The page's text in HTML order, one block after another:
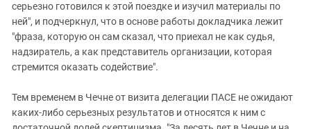
серьезно готовился к этой поездке и изучил материалы по
ней", и подчеркнул, что в основе работы докладчика лежит
"фраза, которую он сам сказал, что приехал не как судья,
надзиратель, а как представитель организации, которая
стремится оказать содействие".
Тем временем в Чечне от визита делегации ПАСЕ не ожидают
каких-либо серьезных результатов и относятся к ним с